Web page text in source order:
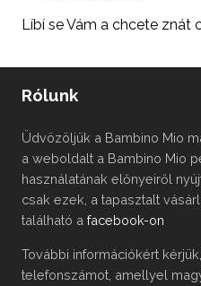
Líbí se Vám a chcete znát
Rólunk
Üdvözöljük a Bambino Mio
a weboldalt a Bambino Mio
használatának előnyeiről
csak ezek, a tapasztalt
található a facebook-on
További információkért
telefonszámot, amellyel